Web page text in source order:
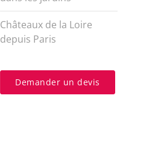
Châteaux de la Loire
depuis Paris
Demander un devis